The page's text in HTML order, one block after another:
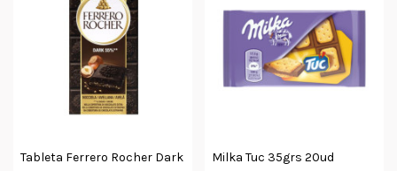
Tableta Ferrero Rocher Dark
Milka Tuc 35grs 20ud